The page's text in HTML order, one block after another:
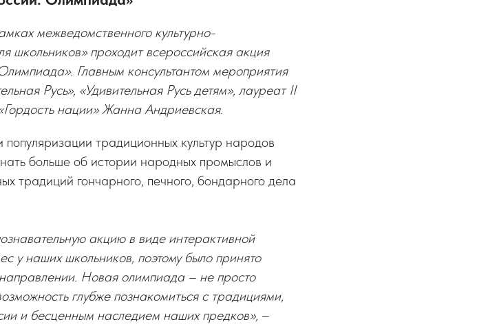
межведомственного культурно-
школьников» проходит всероссийская акция
Главным консультантом мероприятия
Русь», «Удивительная Русь детям», лауреат II
нации» Жанна Андриевская.
традиционных культур народов
больше об истории народных промыслов и
традиций гончарного, печного, бондарного дела
акцию в виде интерактивной
у наших школьников, поэтому было принято
Новая олимпиада – не просто
глубже познакомиться с традициями,
и бесценным наследием наших предков», –